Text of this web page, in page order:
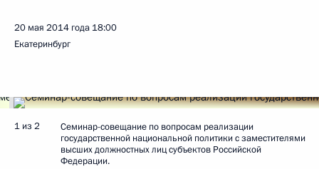
20 мая 2014 года 18:00
Екатеринбург
1 из 2
Семинар-совещание по вопросам реализации
государственной национальной политики с заместителями
высших должностных лиц субъектов Российской
Федерации.